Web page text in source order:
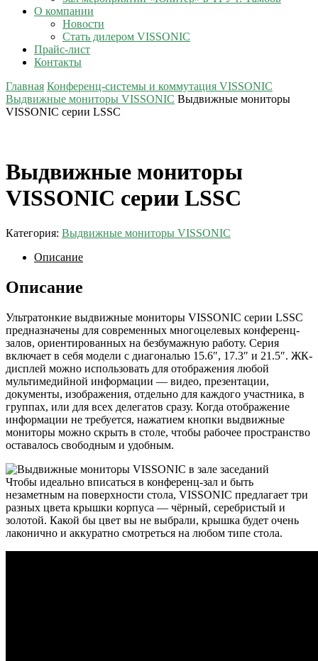
О компании
Новости
Стать дилером VISSONIC
Прайс-лист
Контакты
Главная Конференц-системы и коммутация VISSONIC
Выдвижные мониторы VISSONIC Выдвижные мониторы
VISSONIC серии LSSC
Выдвижные мониторы
VISSONIC серии LSSC
Категория: Выдвижные мониторы VISSONIC
Описание
Описание
Ультратонкие выдвижные мониторы VISSONIC серии LSSC
предназначены для современных многоцелевых конференц-
залов, ориентированных на безбумажную работу. Серия
включает в себя модели с диагональю 15.6″, 17.3″ и 21.5″. ЖК-
дисплей можно использовать для отображения любой
мультимедийной информации — видео, презентации,
документы, изображения, отдельно для каждого участника, в
группах, или для всех делегатов сразу. Когда отображение
информации не требуется, нажатием кнопки выдвижные
мониторы можно скрыть в столе, чтобы рабочее пространство
оставалось свободным и удобным.
Чтобы идеально вписаться в конференц-зал и быть
незаметным на поверхности стола, VISSONIC предлагает три
разных цвета крышки корпуса — чёрный, серебристый и
золотой. Какой бы цвет вы не выбрали, крышка будет очень
лаконично и аккуратно смотреться на любом типе стола.